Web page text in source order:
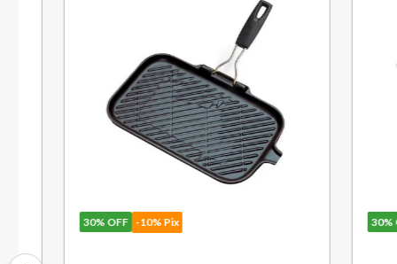
OFF -10% Pix OFF -